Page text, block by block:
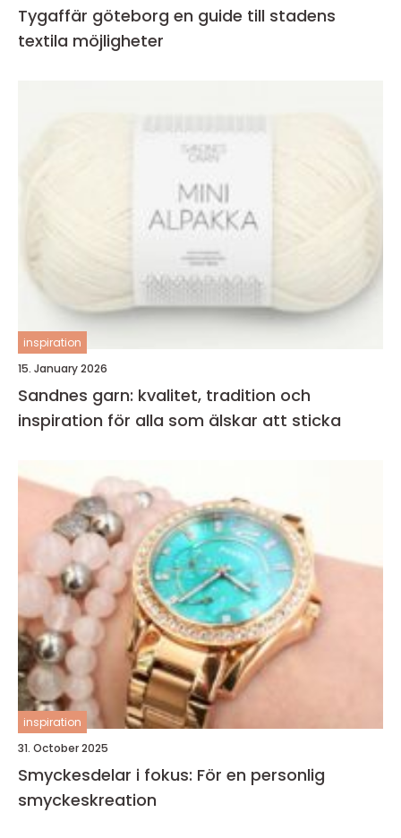
Tygaffär göteborg en guide till stadens
textila möjligheter
inspiration
15. January 2026
Sandnes garn: kvalitet, tradition och
inspiration för alla som älskar att sticka
inspiration
31. October 2025
Smyckesdelar i fokus: För en personlig
smyckeskreation